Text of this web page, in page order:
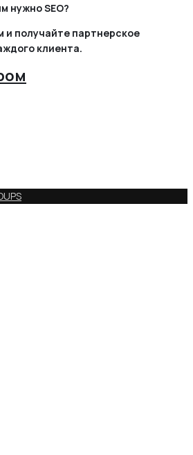
нужно SEO?
и получайте партнерское
клиента.